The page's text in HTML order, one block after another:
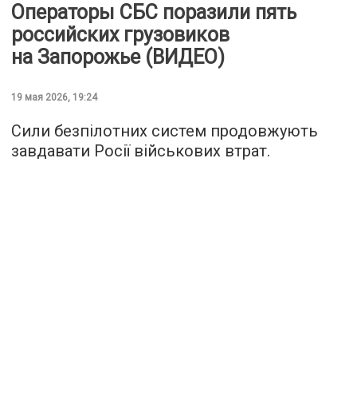
Операторы СБС поразили пять
российских грузовиков
на Запорожье (ВИДЕО)
19 мая 2026, 19:24
Сили безпілотних систем продовжують
завдавати Росії військових втрат.